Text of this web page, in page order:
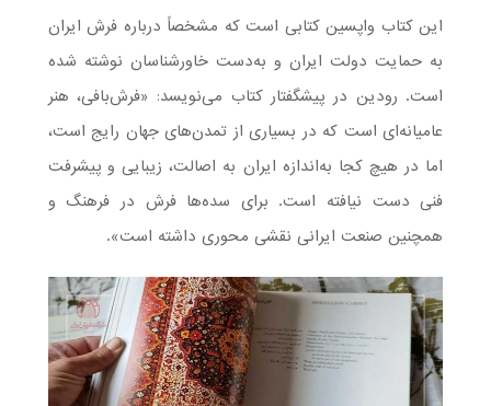
این کتاب واپسین کتابی است که مشخصاً درباره فرش‌ ایران
به حمایت دولت ایران و به‌دست خاورشناسان نوشته شده
است. رودین در پیشگفتار کتاب می‌نویسد: «فرش‌بافی، هنر
عامیانه‌ای است که در بسیاری از تمدن‌های جهان رایج است،
اما در هیچ کجا به‌اندازه ایران به اصالت، زیبایی و پیشرفت
فنی دست نیافته است. برای سده‌ها فرش در فرهنگ و
همچنین صنعت ایرانی نقشی محوری داشته است».